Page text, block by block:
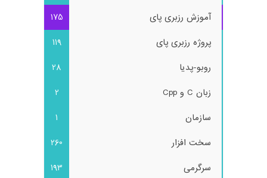
آموزش رزبری پای
175
پروژه رزبری پای
119
روبو-پدیا
28
زبان C و Cpp
2
سازمان
1
سخت افزار
260
سرگرمی
193